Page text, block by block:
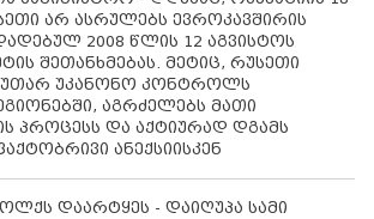
არ ასრულებს ევროკავშირის
2008 წლის 12 აგვისტოს
შეთანხმებას. მეტიც, რუსეთი
უკანონო კონტროლს
აგრძელებს მათი
პროცესს და აქტიურად დგამს
ანექსიისკენ
ოლქს დაარტყეს - დაიღუპა სამი